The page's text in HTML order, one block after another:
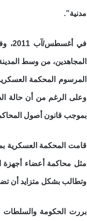
مدنية”.
في
المجاهدين، من وسط
المرسوم المحكمة
وعلى الرغم من أن حالة
بموجب قانون أصول
قامت المحكمة العسكرية
مثل محاكمة أعضاء أجهزة
وتطالب بشكل متزايد أن
بررت الحكومة والسلطات